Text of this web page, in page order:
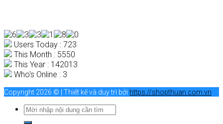
Users Today : 723
This Month : 5550
This Year : 142013
Who's Online : 3
Copyright 2026 © | Thiết kế và duy trì bởi https://shopthuan.com.vn